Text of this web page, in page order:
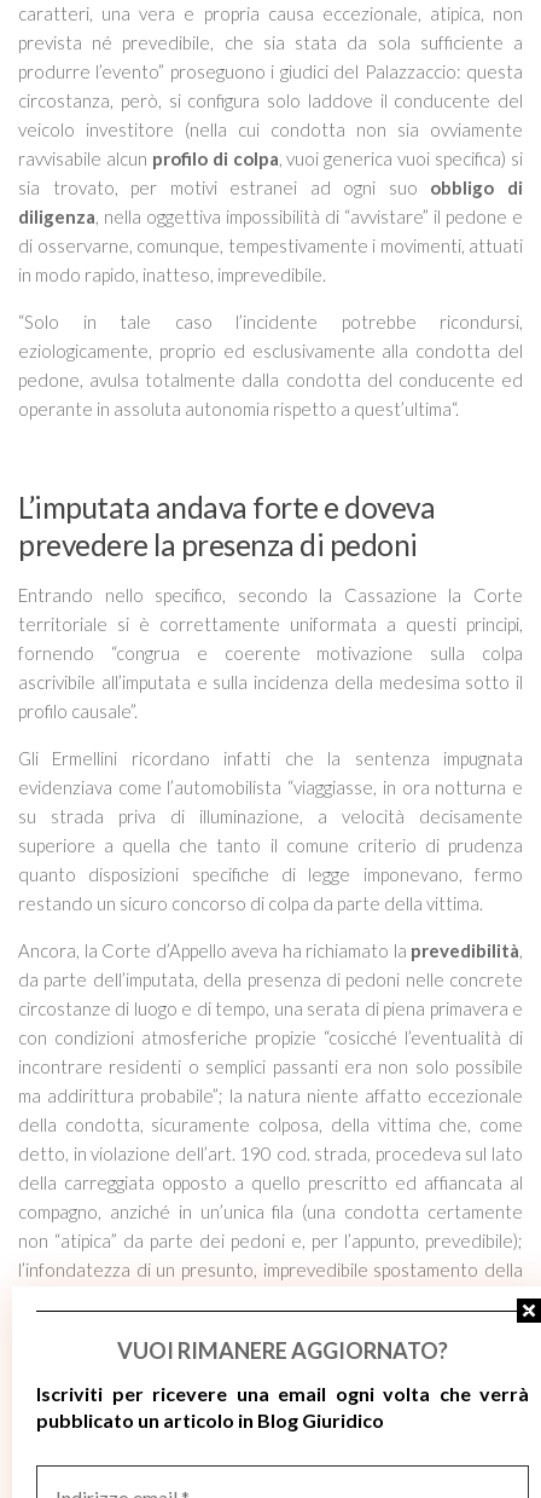
caratteri, una vera e propria causa eccezionale, atipica, non
prevista né prevedibile, che sia stata da sola sufficiente a
produrre l’evento” proseguono i giudici del Palazzaccio: questa
circostanza, però, si configura solo laddove il conducente del
veicolo investitore (nella cui condotta non sia ovviamente
ravvisabile alcun profilo di colpa, vuoi generica vuoi specifica) si
sia trovato, per motivi estranei ad ogni suo obbligo di
diligenza, nella oggettiva impossibilità di “avvistare” il pedone e
di osservarne, comunque, tempestivamente i movimenti, attuati
in modo rapido, inatteso, imprevedibile.
“Solo in tale caso l’incidente potrebbe ricondursi,
eziologicamente, proprio ed esclusivamente alla condotta del
pedone, avulsa totalmente dalla condotta del conducente ed
operante in assoluta autonomia rispetto a quest’ultima“.
L’imputata andava forte e doveva
prevedere la presenza di pedoni
Entrando nello specifico, secondo la Cassazione la Corte
territoriale si è correttamente uniformata a questi principi,
fornendo “congrua e coerente motivazione sulla colpa
ascrivibile all’imputata e sulla incidenza della medesima sotto il
profilo causale”.
Gli Ermellini ricordano infatti che la sentenza impugnata
evidenziava come l’automobilista “viaggiasse, in ora notturna e
su strada priva di illuminazione, a velocità decisamente
superiore a quella che tanto il comune criterio di prudenza
quanto disposizioni specifiche di legge imponevano, fermo
restando un sicuro concorso di colpa da parte della vittima.
Ancora, la Corte d’Appello aveva ha richiamato la prevedibilità,
da parte dell’imputata, della presenza di pedoni nelle concrete
circostanze di luogo e di tempo, una serata di piena primavera e
con condizioni atmosferiche propizie “cosicché l’eventualità di
incontrare residenti o semplici passanti era non solo possibile
ma addirittura probabile”; la natura niente affatto eccezionale
della condotta, sicuramente colposa, della vittima che, come
detto, in violazione dell’art. 190 cod. strada, procedeva sul lato
della carreggiata opposto a quello prescritto ed affiancata al
compagno, anziché in un’unica fila (una condotta certamente
non “atipica” da parte dei pedoni e, per l’appunto, prevedibile);
l’infondatezza di un presunto, imprevedibile spostamento della
smentito dalle parole
dell’altro pedone e in vero non riscontrato neppure nelle
dichiarazioni rese dall’imputata“.
La Corte di merito aveva concluso asserendo che tutte le
dichiarazioni delle persone coinvolte avevano dato conto di
una percezione di tutti i protagonisti dell’avvicinamento della
vettura–ciò che esclude un evento assolutamente
VUOI RIMANERE AGGIORNATO?
Iscriviti per ricevere una email ogni volta che verrà
pubblicato un articolo in Blog Giuridico